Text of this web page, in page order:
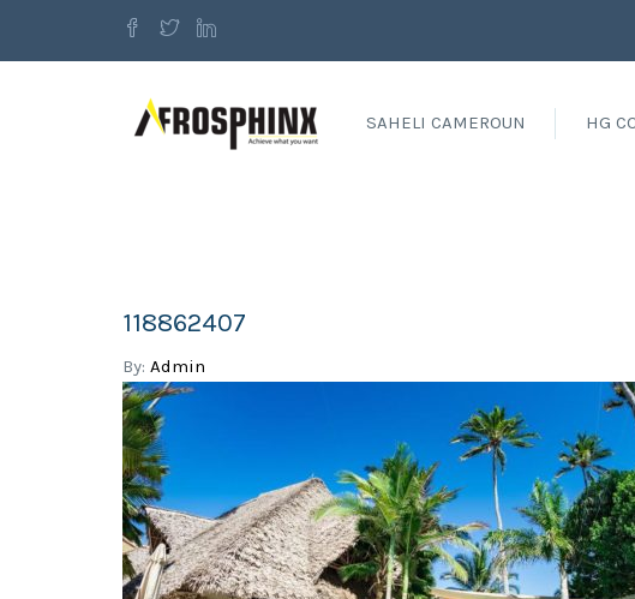
SAHELI CAMEROUN HG
118862407
By: Admin